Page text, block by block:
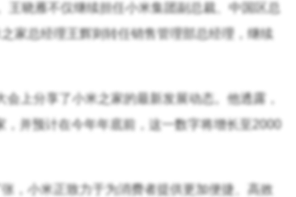
晓雁不仅继续担任小米集团副总裁、中国区总
家总经理王辉则转任销售管理部总经理，继续
上分享了小米之家的最新发展动态。他透露，
并预计在今年年底前，这一数字将增长至2000
，小米正致力于为消费者提供更加便捷、高效